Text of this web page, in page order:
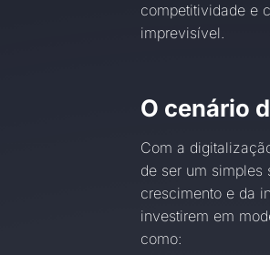
competitividade e
imprevisível.
O cenário
Com a
de ser um simples
crescimento e da
investirem em
como: